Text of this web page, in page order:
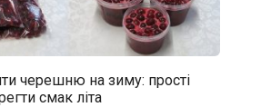
черешню на зиму: прості
смак літа